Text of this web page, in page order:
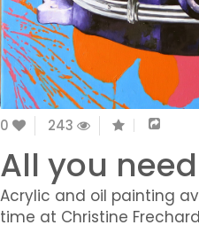
0 243
All you
Acrylic and oil painting
time at Christine